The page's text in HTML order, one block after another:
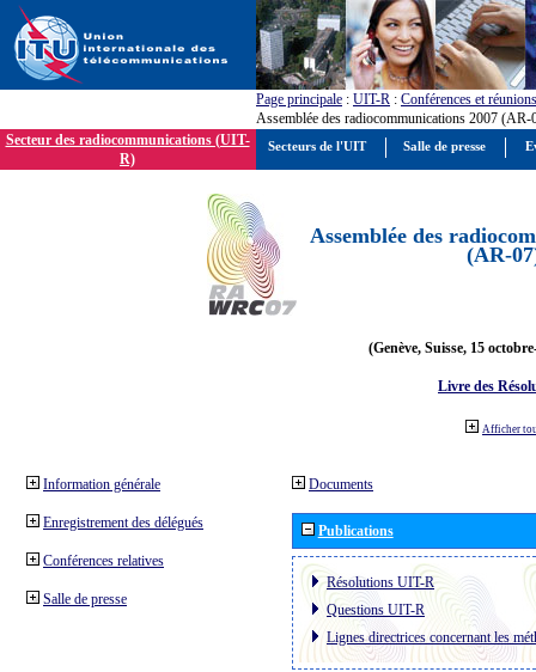
Page principale : UIT-R : Conférences et réunions
Assemblée des radiocommunications 2007 (AR-
Secteur des radiocommunications (UIT-
R)
Assemblée des
(AR-
(Genève, Suisse, 15
Livre des
Afficher
Information générale
Enregistrement des délégués
Conférences relatives
Salle de presse
Documents
Publications
Résolutions UIT-R
Questions UIT-R
Lignes directrices concernant les
Secteurs de l'UIT Salle de presse